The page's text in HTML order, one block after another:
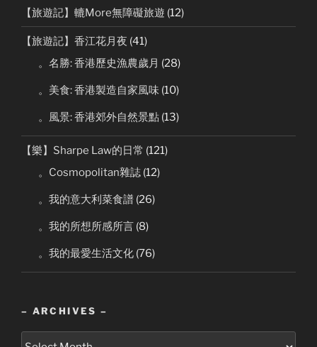
【旅遊記】轆More無障礙旅遊 (12)
【旅遊記】香江花月夜 (41)
。名勝: 香港歷史漁農歲月 (28)
。美食: 香港製造自家風味 (10)
。風景: 香港郊外自然景點 (13)
【樂】Sharpe Law的日常 (121)
。Cosmopolitan雜誌 (12)
。我的意大利菜食譜 (26)
。我的所想所感所言 (8)
。我的最愛生活文化 (76)
– ARCHIVES –